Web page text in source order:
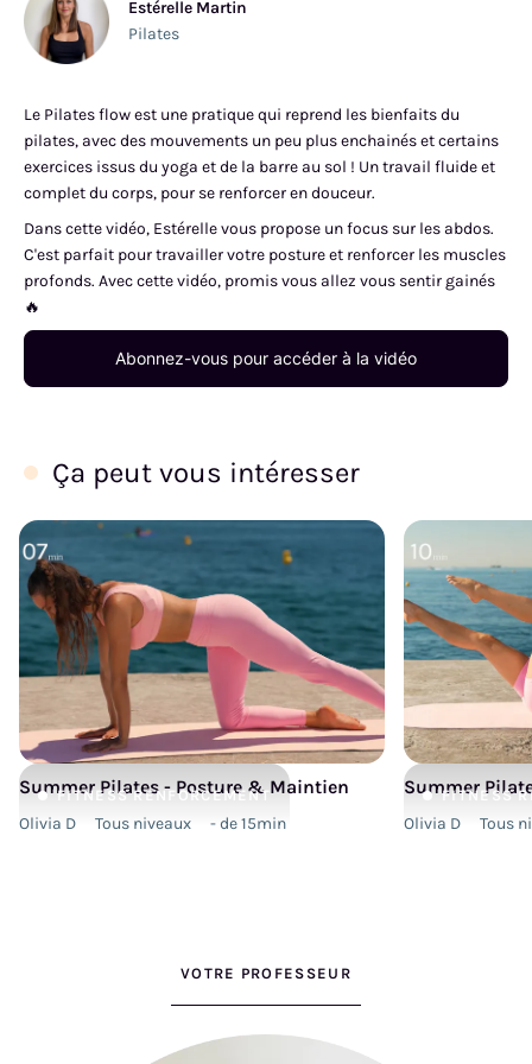
Estérelle Martin
Pilates
Le Pilates flow est une pratique qui reprend les bienfaits du
pilates, avec des mouvements un peu plus enchainés et certains
exercices issus du yoga et de la barre au sol ! Un travail fluide et
complet du corps, pour se renforcer en douceur.
Dans cette vidéo, Estérelle vous propose un focus sur les abdos.
C'est parfait pour travailler votre posture et renforcer les muscles
profonds. Avec cette vidéo, promis vous allez vous sentir gainés
🔥
Abonnez-vous pour accéder à la vidéo
Ça peut vous intéresser
FITNESS RENFORCEMENT
Summer Pilates - Posture & Maintien
Olivia D Tous niveaux - de 15min
FITNESS
Summer
Olivia D Tous
VOTRE PROFESSEUR